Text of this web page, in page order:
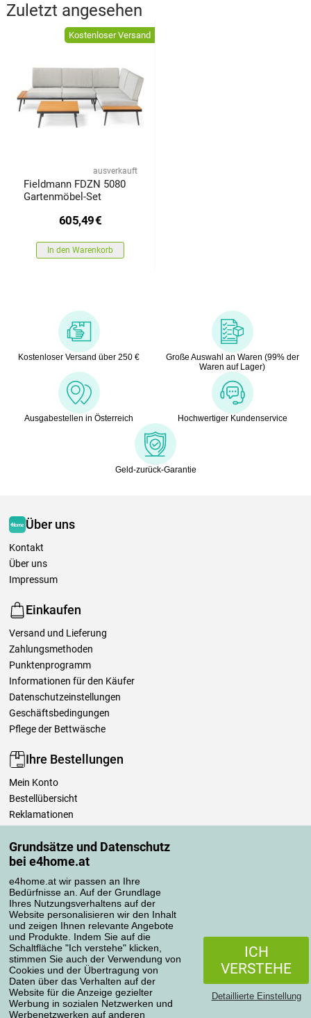
Grundsätze und Datenschutz
bei e4home.at
e4home.at wir passen an Ihre
Bedürfnisse an. Auf der Grundlage
Ihres Nutzungsverhaltens auf der
Website personalisieren wir den Inhalt
und zeigen Ihnen relevante Angebote
und Produkte. Indem Sie auf die
Schaltfläche "Ich verstehe" klicken,
stimmen Sie auch der Verwendung von
Cookies und der Übertragung von
Daten über das Verhalten auf der
Website für die Anzeige gezielter
Werbung in sozialen Netzwerken und
Werbenetzwerken auf anderen
ICH
VERSTEHE
Detaillierte Einstellung
Zuletzt angesehen
Kostenloser Versand
ausverkauft
Fieldmann FDZN 5080
Gartenmöbel-Set
605,49€
In den Warenkorb
Kostenloser Versand über 250 €
Große Auswahl an Waren (99% der
Waren auf Lager)
Ausgabestellen in Österreich Hochwertiger Kundenservice
Geld-zurück-Garantie
Über uns
Kontakt
Über uns
Impressum
Einkaufen
Versand und Lieferung
Zahlungsmethoden
Punktenprogramm
Informationen für den Käufer
Datenschutzeinstellungen
Geschäftsbedingungen
Pflege der Bettwäsche
Ihre Bestellungen
Mein Konto
Bestellübersicht
Reklamationen
Einfach mehr wissen
Richtlinien zur Verarbeitung von Bewertungen
Transportarten
Zahlungsmethoden